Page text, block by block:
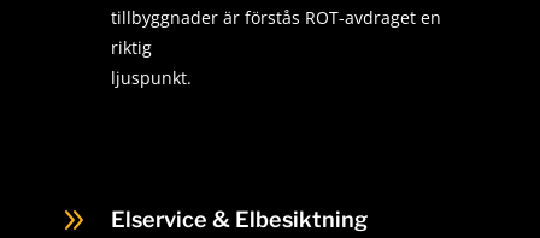
tillbyggnader är förstås ROT-avdraget en
riktig
ljuspunkt.
9 Elservice & Elbesiktning